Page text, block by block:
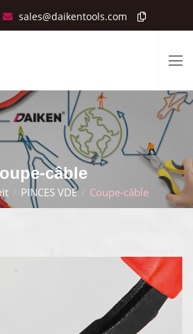
sales@daikentools.com
câble
PINCES VDE Coupe-câble